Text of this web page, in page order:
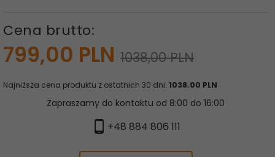
Cena brutto:
799,00 PLN 1038,00 PLN
Najniższa cena produktu z ostatnich 30 dni: 1038.00 PLN
Zapraszamy do kontaktu od 8:00 do 16:00
+48 884 806 111